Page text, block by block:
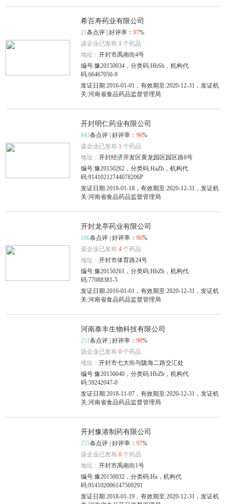
希百寿药业有限公司
21条点评 | 好评率：97%
该企业已发布 1 个药品
地址：开封市禹南街4号
编号:豫20150034，分类码:HbSb，机构代
码:66467050-9
发证日期:2016-01-01，有效期至:2020-12-31，发证机
关:河南省食品药品监督管理局
开封明仁药业有限公司
843条点评 | 好评率：96%
该企业已发布 1 个药品
地址：开封经济开发区黄龙园区园区路8号
编号:豫20150262，分类码:HaZb，机构代
码:91410212744078206P
发证日期:2018-01-18，有效期至:2020-12-31，发证机
关:河南省食品药品监督管理局
开封龙亭药业有限公司
186条点评 | 好评率：96%
该企业已发布4 个药品
地址：开封市体育路24号
编号:豫20150261，分类码:HbZb，机构代
码:77088381-5
发证日期:2016-01-01，有效期至:2020-12-31，发证机
关:河南省食品药品监督管理局
河南泰丰生物科技有限公司
251条点评 | 好评率：98%
该企业已发布0 个药品
地址：开封市七大街与陇海二路交汇处
编号:豫20150040，分类码:HbZb，机构代
码:59242047-0
发证日期:2018-11-07，有效期至:2020-12-31，发证机
关:河南省食品药品监督管理局
开封豫港制药有限公司
255条点评 | 好评率：97%
该企业已发布0 个药品
地址：开封市禹南街1号
编号:豫20150032，分类码:Ha，机构代
码:914102006147569291
发证日期:2018-01-19，有效期至:2020-12-31，发证机